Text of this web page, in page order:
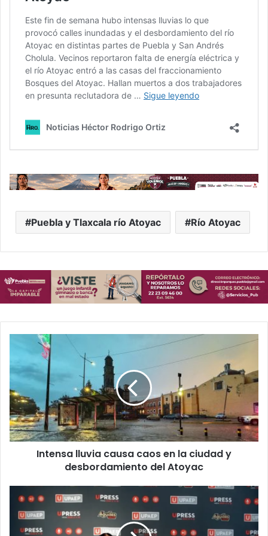
Puebla y Tlaxcala río Atoyac Río Atoyac
causa
caos
en
la
ciudad
y
desbordamiento
Intensa lluvia causa caos en la ciudad y
desbordamiento del Atoyac
UPAEP
desarrollaron
software